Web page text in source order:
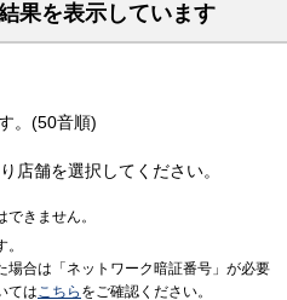
果を表示しています
。(50音順)
店舗を選択してください。
きません。
場合は「ネットワーク暗証番号」が必要
てはこちら をご確認ください。